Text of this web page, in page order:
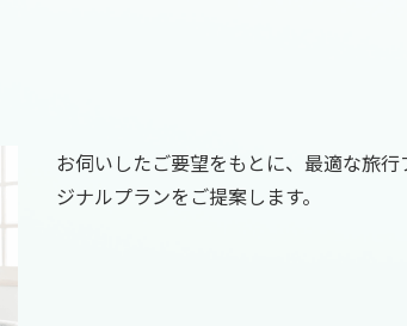
お伺いしたご要望をもとに、最適な旅
ジナルプランをご提案します。